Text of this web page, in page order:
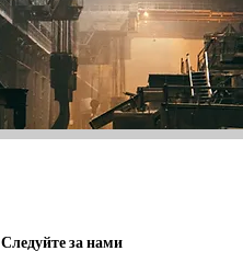
Следуйте за нами